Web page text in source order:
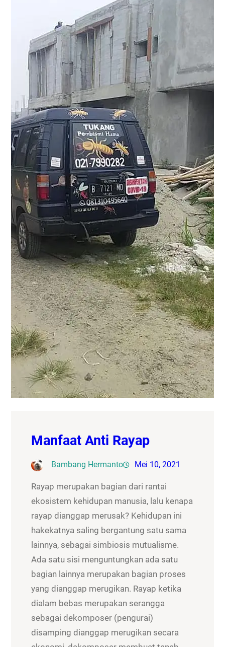
Manfaat Anti Rayap
Bambang Hermanto Mei 10, 2021
Rayap merupakan bagian dari rantai
ekosistem kehidupan manusia, lalu kenapa
rayap dianggap merusak? Kehidupan ini
hakekatnya saling bergantung satu sama
lainnya, sebagai simbiosis mutualisme.
Ada satu sisi menguntungkan ada satu
bagian lainnya merupakan bagian proses
yang dianggap merugikan. Rayap ketika
dialam bebas merupakan serangga
sebagai dekomposer (pengurai)
disamping dianggap merugikan secara